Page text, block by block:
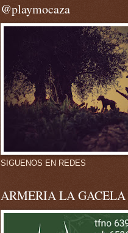
@playmocaza
SIGUENOS EN REDES
ARMERIA LA GACELA